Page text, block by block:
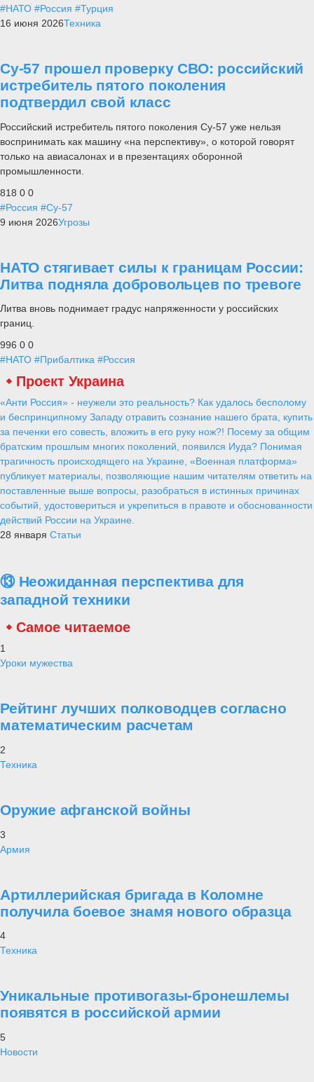
#НАТО #Россия #Турция
16 июня 2026Техника
Су-57 прошел проверку СВО: российский
истребитель пятого поколения
подтвердил свой класс
Российский истребитель пятого поколения Су-57 уже нельзя
воспринимать как машину «на перспективу», о которой говорят
только на авиасалонах и в презентациях оборонной
промышленности.
818 0 0
#Россия #Су-57
9 июня 2026Угрозы
НАТО стягивает силы к границам России:
Литва подняла добровольцев по тревоге
Литва вновь поднимает градус напряженности у российских
границ.
996 0 0
#НАТО #Прибалтика #Россия
Проект Украина
«Анти Россия» - неужели это реальность? Как удалось бесполому
и беспринципному Западу отравить сознание нашего брата, купить
за печенки его совесть, вложить в его руку нож?! Посему за общим
братским прошлым многих поколений, появился Иуда? Понимая
трагичность происходящего на Украине, «Военная платформа»
публикует материалы, позволяющие нашим читателям ответить на
поставленные выше вопросы, разобраться в истинных причинах
событий, удостовериться и укрепиться в правоте и обоснованности
действий России на Украине.
28 января Статьи
⑬ Неожиданная перспектива для
западной техники
Самое читаемое
1
Уроки мужества
Рейтинг лучших полководцев согласно
математическим расчетам
2
Техника
Оружие афганской войны
3
Армия
Артиллерийская бригада в Коломне
получила боевое знамя нового образца
4
Техника
Уникальные противогазы-бронешлемы
появятся в российской армии
5
Новости